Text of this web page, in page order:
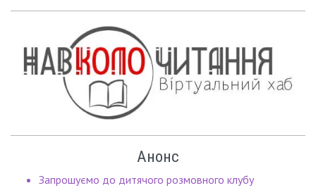
Анонс
Запрошуємо до дитячого розмовного клубу